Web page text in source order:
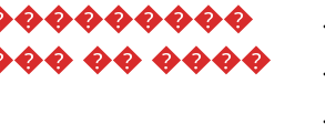
�� ����